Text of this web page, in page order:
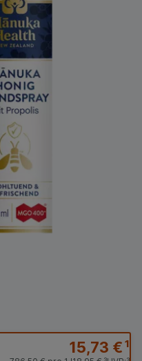
15,73 €¹